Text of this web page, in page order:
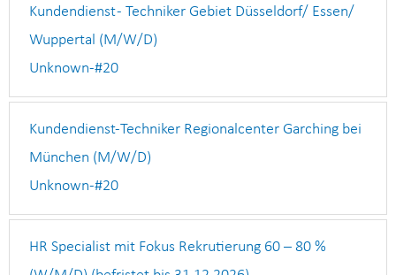
Kundendienst - Techniker Gebiet Düsseldorf/ Essen/
Wuppertal (M/W/D)
Unknown-#20
Kundendienst-Techniker Regionalcenter Garching bei
München (M/W/D)
Unknown-#20
HR Specialist mit Fokus Rekrutierung 60 – 80 %